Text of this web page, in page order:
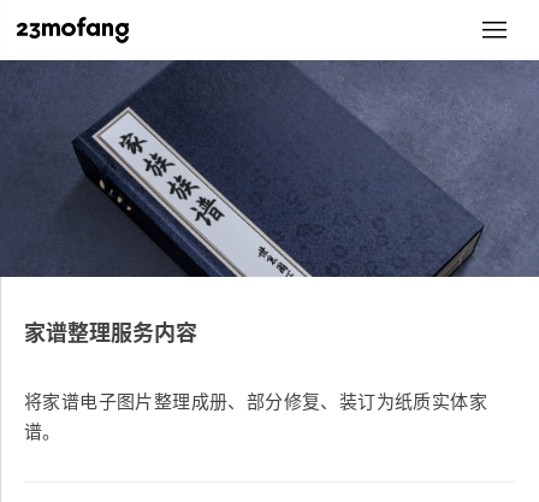
家谱整理服务内容
将家谱电子图片整理成册、部分修复、装订为纸质实体家
谱。